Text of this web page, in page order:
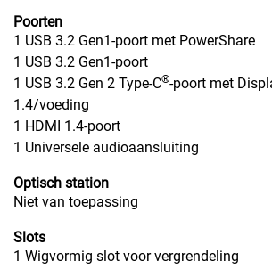
Poorten
1 USB 3.2 Gen1-poort met PowerShare
1 USB 3.2 Gen1-poort
1 USB 3.2 Gen 2 Type-C®-poort met
1.4/voeding
1 HDMI 1.4-poort
1 Universele audioaansluiting
Optisch station
Niet van toepassing
Slots
1 Wigvormig slot voor vergrendeling